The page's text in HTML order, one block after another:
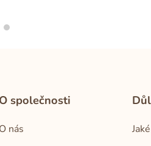
O společnosti
O nás